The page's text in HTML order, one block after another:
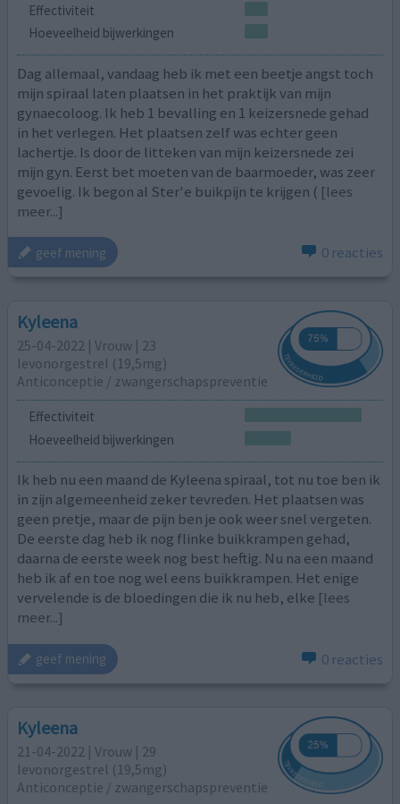
Effectiviteit
Hoeveelheid bijwerkingen
Dag allemaal, vandaag heb ik met een beetje angst toch
mijn spiraal laten plaatsen in het praktijk van mijn
gynaecoloog. Ik heb 1 bevalling en 1 keizersnede gehad
in het verlegen. Het plaatsen zelf was echter geen
lachertje. Is door de litteken van mijn keizersnede zei
mijn gyn. Eerst bet moeten van de baarmoeder, was zeer
gevoelig. Ik begon al Ster'e buikpijn te krijgen ( [lees
meer...]
geef mening 0 reacties
Kyleena
25-04-2022 | Vrouw | 23
levonorgestrel (19,5mg)
Anticonceptie / zwangerschapspreventie
Effectiviteit
Hoeveelheid bijwerkingen
Ik heb nu een maand de Kyleena spiraal, tot nu toe ben ik
in zijn algemeenheid zeker tevreden. Het plaatsen was
geen pretje, maar de pijn ben je ook weer snel vergeten.
De eerste dag heb ik nog flinke buikkrampen gehad,
daarna de eerste week nog best heftig. Nu na een maand
heb ik af en toe nog wel eens buikkrampen. Het enige
vervelende is de bloedingen die ik nu heb, elke [lees
meer...]
geef mening 0 reacties
Kyleena
21-04-2022 | Vrouw | 29
levonorgestrel (19,5mg)
Anticonceptie / zwangerschapspreventie